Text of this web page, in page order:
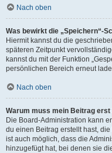
Nach oben
Was bewirkt die „Speichern“-
Hiermit kannst du die
späteren Zeitpunkt
kannst du mit der Funktion
persönlichen Bereich erneut
Nach oben
Warum muss mein Beitrag
Die Board-Administration kann
du einen Beitrag erstellt hast,
ist auch möglich, dass die
hinzugefügt hat, bei denen sie